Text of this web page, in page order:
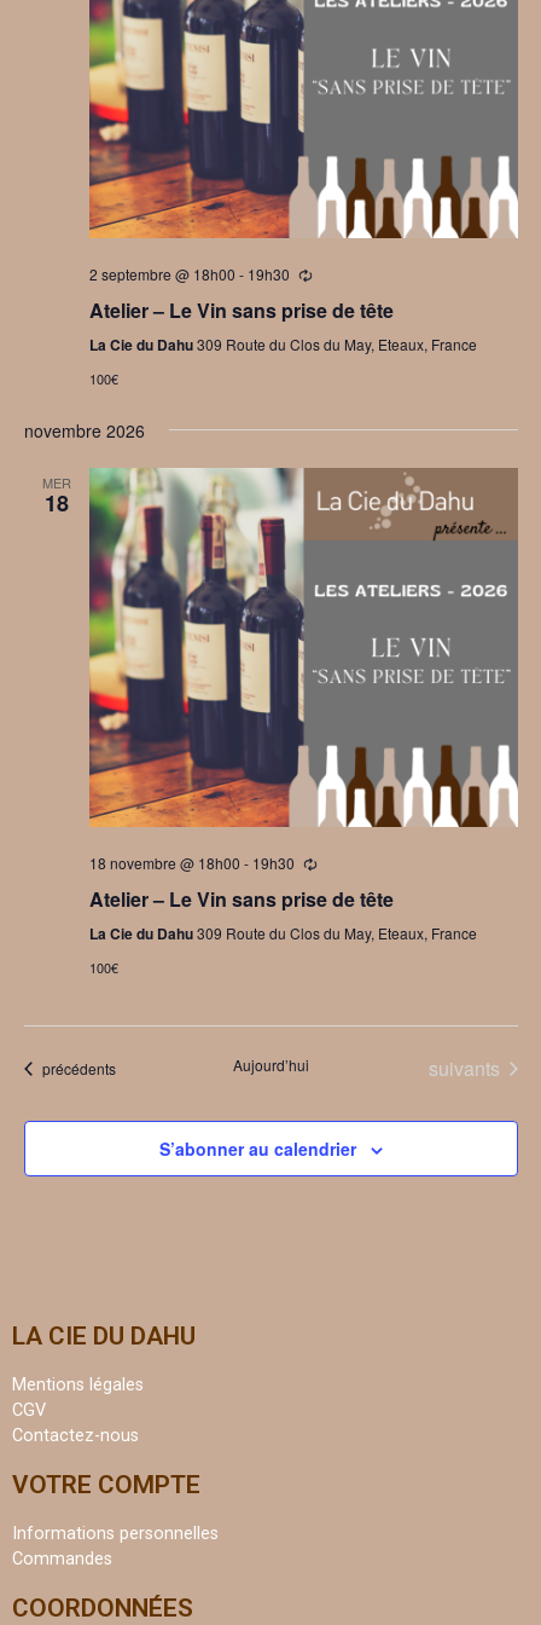
2 septembre @ 18h00 - 19h30
Se
Atelier – Le Vin sans prise de tête
La Cie du Dahu309 Route du Clos du May, Eteaux, France
100€
novembre 2026
MER
18
18 novembre @ 18h00 - 19h30
Se
Atelier – Le Vin sans prise de tête
La Cie du Dahu309 Route du Clos du May, Eteaux, France
100€
Évènements
précédents Aujourd’hui Évènements
suivants
S’abonner au calendrier
LA CIE DU DAHU
Mentions légales
CGV
Contactez-nous
VOTRE COMPTE
Informations personnelles
Commandes
COORDONNÉES